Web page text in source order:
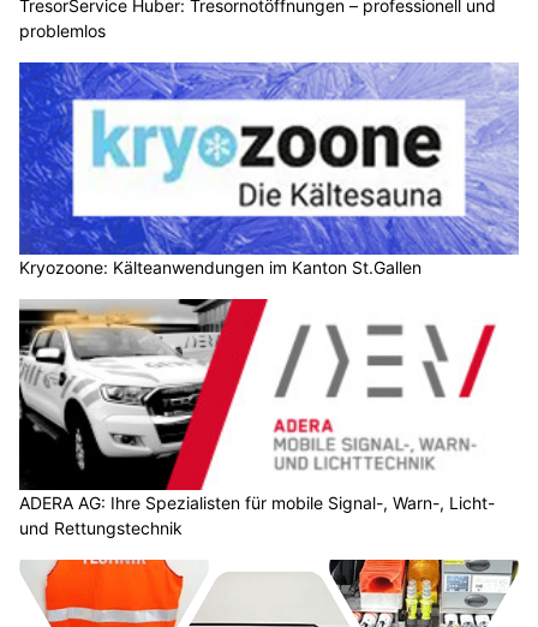
TresorService Huber: Tresornotöffnungen – professionell und
problemlos
Kryozoone: Kälteanwendungen im Kanton St.Gallen
ADERA AG: Ihre Spezialisten für mobile Signal-, Warn-, Licht-
und Rettungstechnik